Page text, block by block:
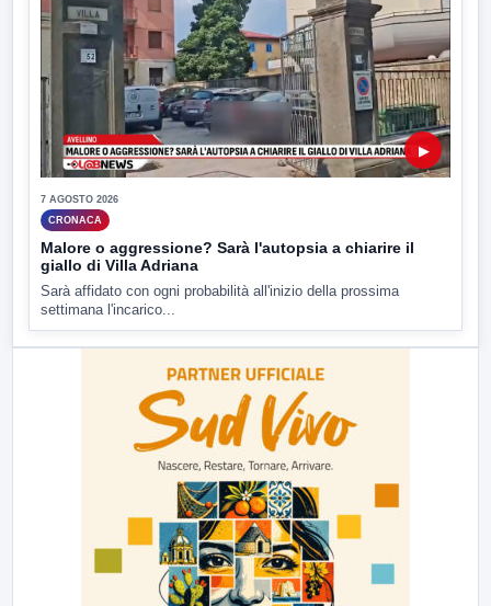
▶
7 AGOSTO 2026
CRONACA
Malore o aggressione? Sarà l'autopsia a chiarire il
giallo di Villa Adriana
Sarà affidato con ogni probabilità all'inizio della prossima
settimana l'incarico...